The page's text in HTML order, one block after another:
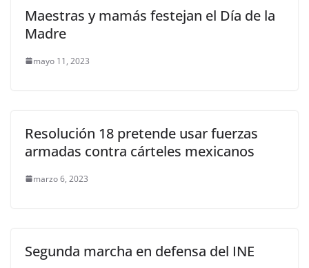
Maestras y mamás festejan el Día de la
Madre
mayo 11, 2023
Resolución 18 pretende usar fuerzas
armadas contra cárteles mexicanos
marzo 6, 2023
Segunda marcha en defensa del INE